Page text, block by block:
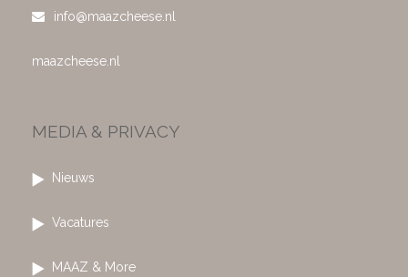
info@maazcheese.nl
maazcheese.nl
MEDIA & PRIVACY
Nieuws
Vacatures
MAAZ & More